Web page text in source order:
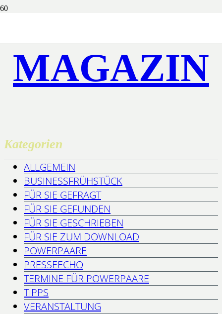
MAGAZIN
Kategorien
ALLGEMEIN
BUSINESSFRÜHSTÜCK
FÜR SIE GEFRAGT
FÜR SIE GEFUNDEN
FÜR SIE GESCHRIEBEN
FÜR SIE ZUM DOWNLOAD
POWERPAARE
PRESSEECHO
TERMINE FÜR POWERPAARE
TIPPS
VERANSTALTUNG